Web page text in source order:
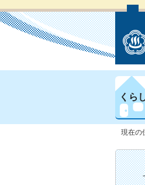
くら
現在の